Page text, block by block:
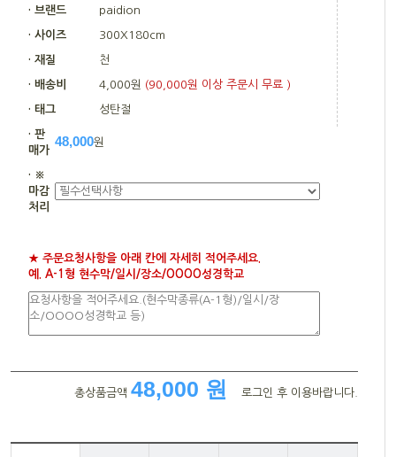
· 브랜드 paidion
· 사이즈 300X180cm
· 재질 천
· 배송비 4,000원 (90,000원 이상 주문시 무료 )
· 태그 성탄절
· 판
매가
48,000원
· ※
마감
처리
★ 주문요청사항을 아래 칸에 자세히 적어주세요.
예. A-1형 현수막/일시/장소/OOOO성경학교
총상품금액 48,000 원 로그인 후 이용바랍니다.